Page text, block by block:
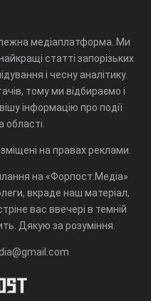
медіаплатформа. Ми
статті запорізьких
і чесну аналітику.
тому ми відбираємо і
інформацію про події
на правах реклами.
на «Форпост.Медіа»
вкраде наш матеріал,
вас ввечері в темній
Дякую за розуміння.